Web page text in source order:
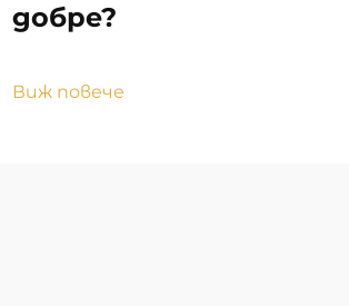
добре?
Виж повече